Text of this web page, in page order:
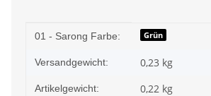
Produkteigenschaft
Wert
01 - Sarong Farbe: Grün
Versandgewicht: 0,23 kg
Artikelgewicht: 0,22 kg